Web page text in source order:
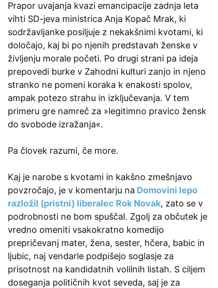
Prapor uvajanja kvazi emancipacije zadnja leta
vihti SD-jeva ministrica Anja Kopač Mrak, ki
sodržavljanke posiljuje z nekakšnimi kvotami, ki
določajo, kaj bi po njenih predstavah ženske v
življenju morale početi. Po drugi strani pa ideja
prepovedi burke v Zahodni kulturi zanjo in njeno
stranko ne pomeni koraka k enakosti spolov,
ampak potezo strahu in izključevanja. V tem
primeru gre namreč za »legitimno pravico žensk
do svobode izražanja«.
Pa človek razumi, če more.
Kaj je narobe s kvotami in kakšno zmešnjavo
povzročajo, je v komentarju na Domovini lepo
razložil (pristni) liberalec Rok Novak, zato se v
podrobnosti ne bom spuščal. Zgolj za občutek je
vredno omeniti vsakokratno komedijo
prepričevanj mater, žena, sester, hčera, babic in
ljubic, naj vendarle podpišejo soglasje za
prisotnost na kandidatnih volilnih listah. S ciljem
doseganja političnih kvot seveda, saj je za